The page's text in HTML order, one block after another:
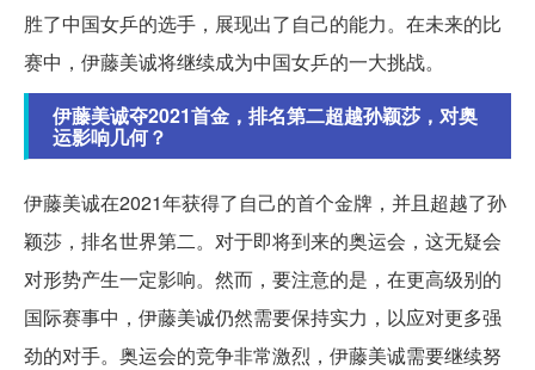
胜了中国女乒的选手，展现出了自己的能力。在未来的比
赛中，伊藤美诚将继续成为中国女乒的一大挑战。
伊藤美诚夺2021首金，排名第二超越孙颖莎，对奥
运影响几何？
伊藤美诚在2021年获得了自己的首个金牌，并且超越了孙
颖莎，排名世界第二。对于即将到来的奥运会，这无疑会
对形势产生一定影响。然而，要注意的是，在更高级别的
国际赛事中，伊藤美诚仍然需要保持实力，以应对更多强
劲的对手。奥运会的竞争非常激烈，伊藤美诚需要继续努